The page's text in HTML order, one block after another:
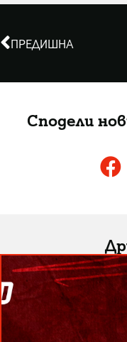
ПРЕДИШНА
Сподели